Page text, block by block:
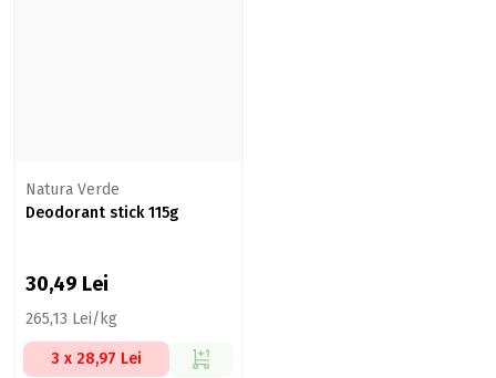
Natura Verde
Deodorant stick 115g
30,49 Lei
265,13 Lei/kg
3 x 28,97 Lei